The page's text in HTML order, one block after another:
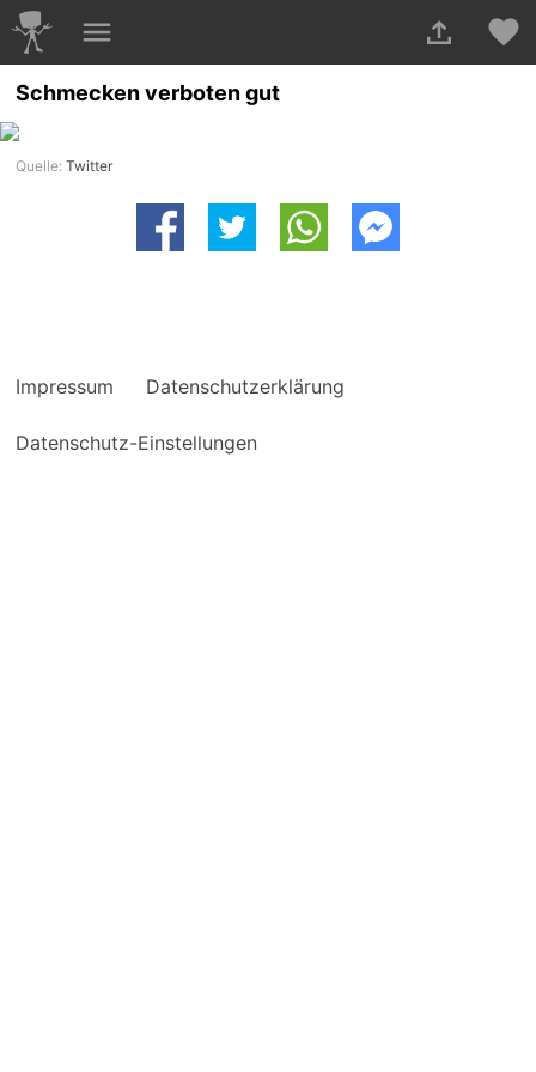
Schmecken verboten gut
Quelle:Twitter
Impressum Datenschutzerklärung
Datenschutz-Einstellungen